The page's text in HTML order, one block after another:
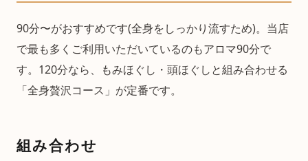
90分〜がおすすめです(全身をしっかり流すため)。当店
で最も多くご利用いただいているのもアロマ90分で
す。120分なら、もみほぐし・頭ほぐしと組み合わせる
「全身贅沢コース」が定番です。
組み合わせ